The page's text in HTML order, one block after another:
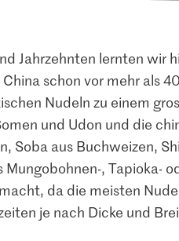
Jahrzehnten lernten wir
schon vor mehr als
Nudeln zu einem
und Udon und die
Soba aus Buchweizen,
Mungobohnen-, Tapioka-
da die meisten
je nach Dicke und